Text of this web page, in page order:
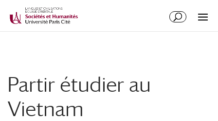
Partir étudier au
Vietnam